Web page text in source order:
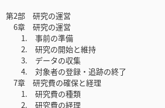
第2部 研究の運営
6章 研究の運営
1. 事前の準備
2. 研究の開始と維持
3. データの収集
4. 対象者の登録・追跡の終了
7章 研究費の確保と経理
1. 研究費の種類
2. 研究費の経理